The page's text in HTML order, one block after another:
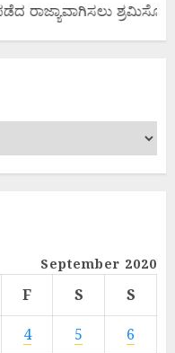
ರಾಜ್ಯಾವಾಗಿಸಲು ಶ್ರಮಿಸೋಣ
September 2020
F S
S
4 5
6